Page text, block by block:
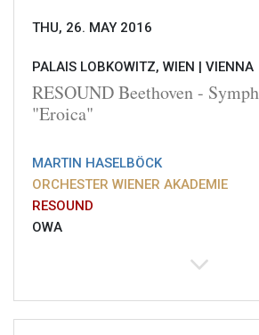
THU, 26. MAY 2016
PALAIS LOBKOWITZ, WIEN | VIENNA
RESOUND Beethoven -
"Eroica"
MARTIN HASELBÖCK
ORCHESTER WIENER AKADEMIE
RESOUND
OWA